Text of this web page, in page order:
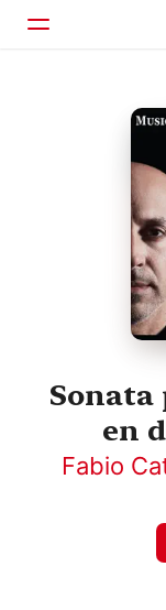
Sonata
en
Fabio